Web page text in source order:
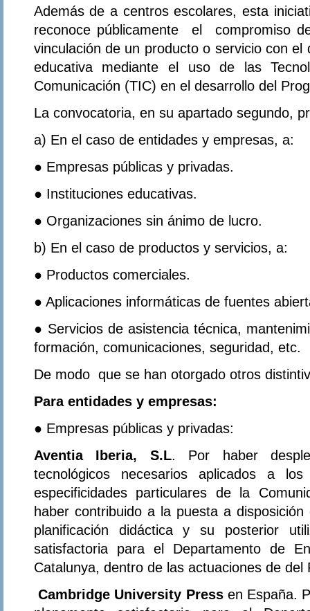
Además de a centros escolares, esta
reconoce públicamente el compromiso
vinculación de un producto o servicio con
educativa mediante el uso de las
Comunicación (TIC) en el desarrollo del
La convocatoria, en su apartado segundo,
a) En el caso de entidades y empresas, a:
● Empresas públicas y privadas.
● Instituciones educativas.
● Organizaciones sin ánimo de lucro.
b) En el caso de productos y servicios, a:
● Productos comerciales.
● Aplicaciones informáticas de fuentes
● Servicios de asistencia técnica,
formación, comunicaciones, seguridad, etc.
De modo que se han otorgado otros
Para entidades y empresas:
● Empresas públicas y privadas:
Aventia Iberia, S.L. Por haber
tecnológicos necesarios aplicados a
especificidades particulares de la
haber contribuido a la puesta a
planificación didáctica y su posterior
satisfactoria para el Departamento de
Catalunya, dentro de las actuaciones de del
Cambridge University Pressen España.